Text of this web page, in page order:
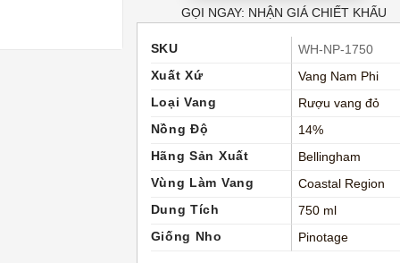
GỌI NGAY: NHẬN GIÁ CHIẾT KHẤU
SKU
WH-NP-1750
Xuất Xứ
Vang Nam Phi
Loại Vang
Rượu vang đỏ
Nồng Độ
14%
Hãng Sản Xuất
Bellingham
Vùng Làm Vang
Coastal Region
Dung Tích
750 ml
Giống Nho
Pinotage